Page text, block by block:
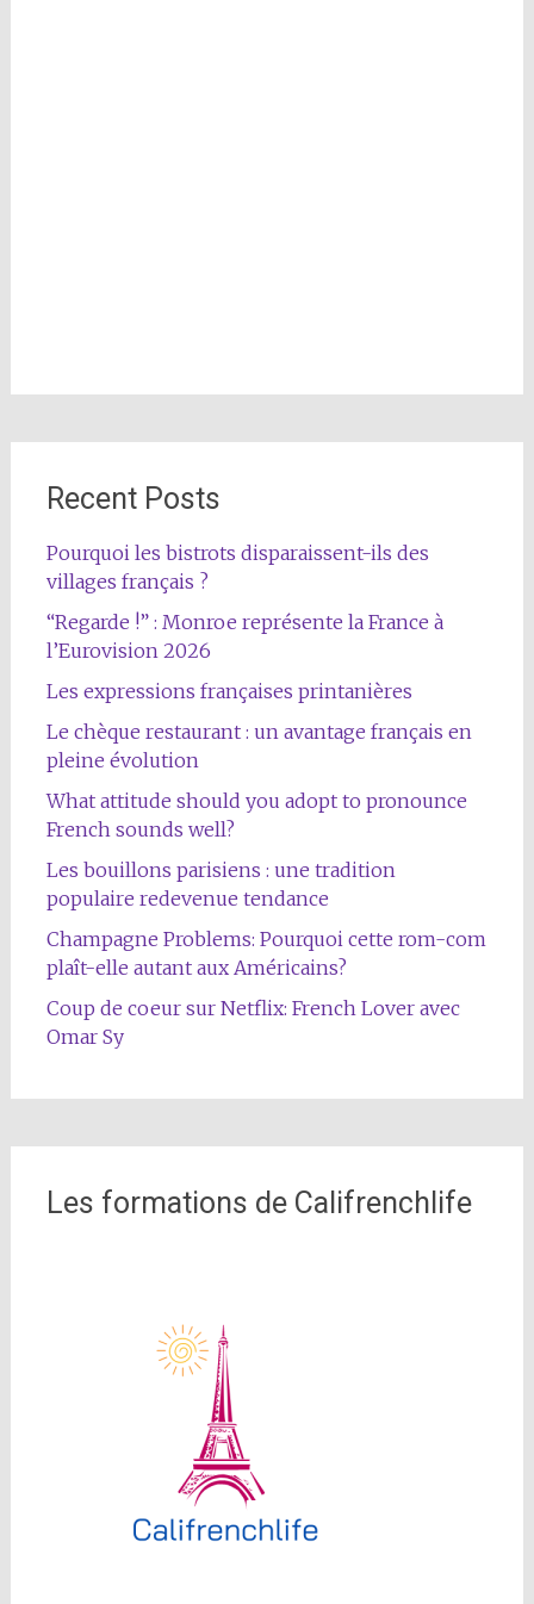
Recent Posts
Pourquoi les bistrots disparaissent-ils des
villages français ?
“Regarde !” : Monroe représente la France à
l’Eurovision 2026
Les expressions françaises printanières
Le chèque restaurant : un avantage français en
pleine évolution
What attitude should you adopt to pronounce
French sounds well?
Les bouillons parisiens : une tradition
populaire redevenue tendance
Champagne Problems: Pourquoi cette rom-com
plaît-elle autant aux Américains?
Coup de coeur sur Netflix: French Lover avec
Omar Sy
Les formations de Califrenchlife